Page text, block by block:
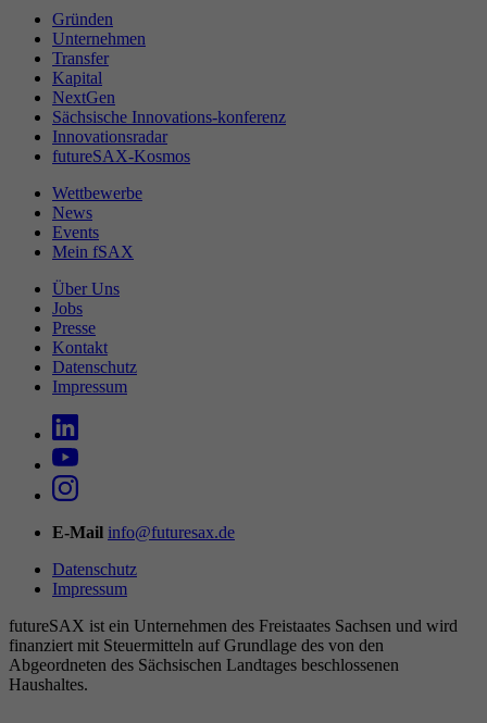
Gründen
Unternehmen
Transfer
Kapital
NextGen
Sächsische Innovations-konferenz
Innovationsradar
futureSAX-Kosmos
Wettbewerbe
News
Events
Mein fSAX
Über Uns
Jobs
Presse
Kontakt
Datenschutz
Impressum
E-Mail info@futuresax.de
Datenschutz
Impressum
futureSAX ist ein Unter­nehmen des Freistaates Sachsen und wird
finanziert mit Steuermitteln auf Grundlage des von den
Abgeordneten des Sächsischen Landtages beschlossenen
Haushaltes.